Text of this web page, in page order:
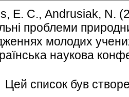
E. С., Andrusiak, N.
проблеми
молодих
наукова
Цей список був